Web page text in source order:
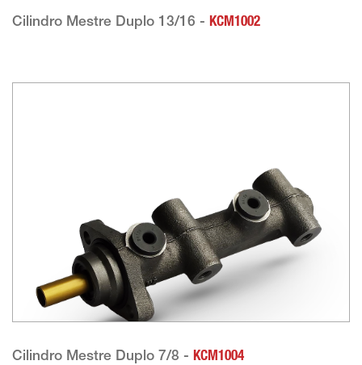
Cilindro Mestre Duplo 13/16 - KCM1002
Cilindro Mestre Duplo 7/8 - KCM1004